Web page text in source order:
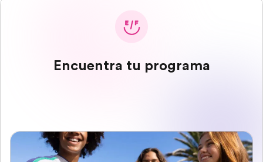
Encuentra tu programa